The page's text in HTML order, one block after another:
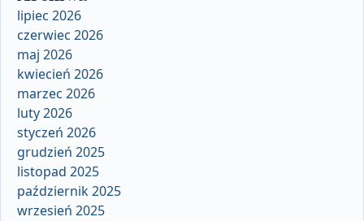
lipiec 2026
czerwiec 2026
maj 2026
kwiecień 2026
marzec 2026
luty 2026
styczeń 2026
grudzień 2025
listopad 2025
październik 2025
wrzesień 2025